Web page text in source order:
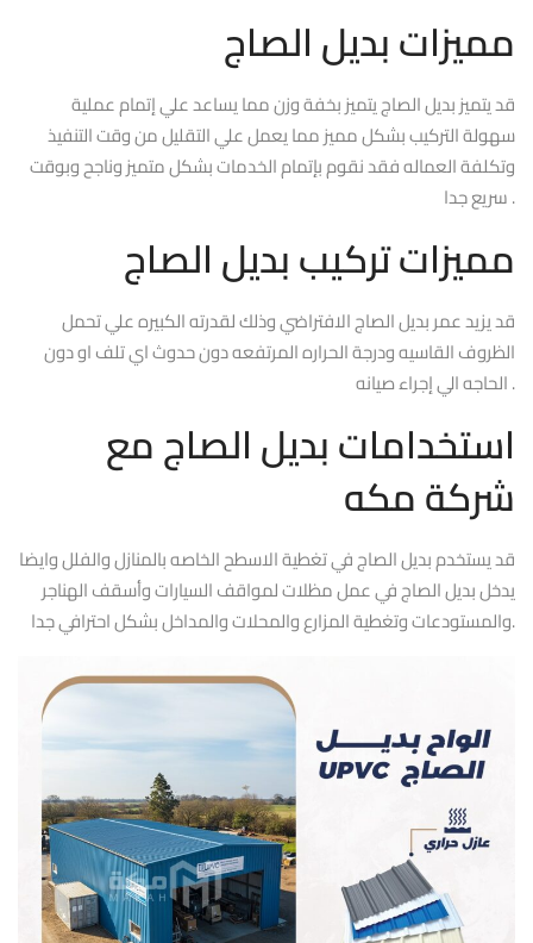
مميزات بديل الصاج
قد يتميز بديل الصاج يتميز بخفة وزن مما يساعد علي إتمام عملية
سهولة التركيب بشكل مميز مما يعمل علي التقليل من وقت التنفيذ
وتكلفة العماله فقد نقوم بإتمام الخدمات بشكل متميز وناجح وبوقت
سريع جدا .
مميزات تركيب بديل الصاج
قد يزيد عمر بديل الصاج الافتراضي وذلك لقدرته الكبيره علي تحمل
الظروف القاسيه ودرجة الحراره المرتفعه دون حدوث اي تلف او دون
الحاجه الي إجراء صيانه .
استخدامات بديل الصاج مع
شركة مكه
قد يستخدم بديل الصاج في تغطية الاسطح الخاصه بالمنازل والفلل وايضا
يدخل بديل الصاج في عمل مظلات لمواقف السيارات وأسقف الهناجر
والمستودعات وتغطية المزارع والمحلات والمداخل بشكل احترافي جدا.